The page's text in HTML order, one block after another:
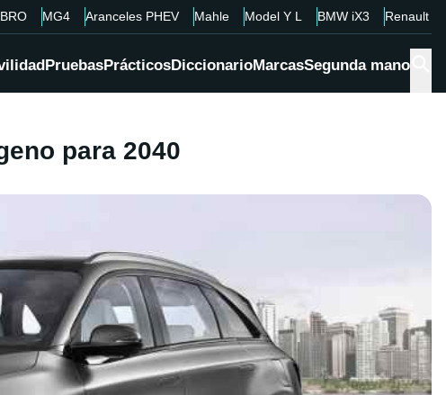
MG4 Aranceles PHEV Mahle Model Y L BMW iX3 Renault
PruebasPrácticosDiccionarioMarcasSegunda mano
para 2040